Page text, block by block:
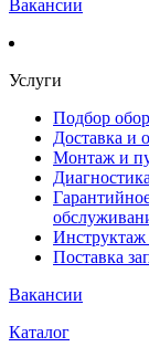
Вакансии
Услуги
Подбор
Доставка и
Монтаж и
Инструктаж
Поставка
Вакансии
Каталог